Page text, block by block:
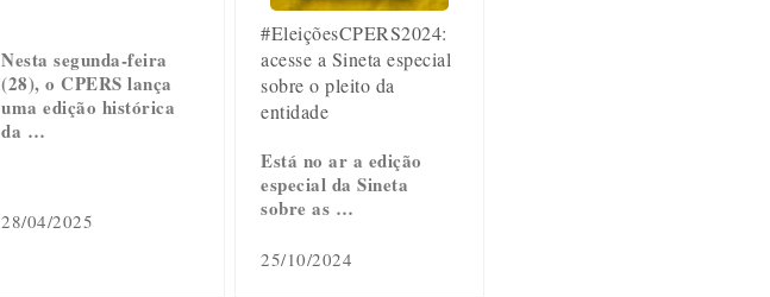
Nesta segunda-feira
(28), o CPERS lança
uma edição histórica
da …
28/04/2025
#EleiçõesCPERS2024:
acesse a Sineta especial
sobre o pleito da
entidade
Está no ar a edição
especial da Sineta
sobre as …
25/10/2024